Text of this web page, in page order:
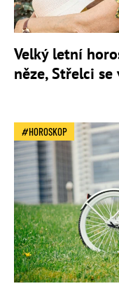
Velký letní
něze, Střelci
HOROSKOP